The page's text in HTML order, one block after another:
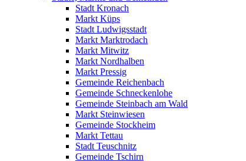
Stadt Kronach
Markt Küps
Stadt Ludwigsstadt
Markt Marktrodach
Markt Mitwitz
Markt Nordhalben
Markt Pressig
Gemeinde Reichenbach
Gemeinde Schneckenlohe
Gemeinde Steinbach am Wald
Markt Steinwiesen
Gemeinde Stockheim
Markt Tettau
Stadt Teuschnitz
Gemeinde Tschirn